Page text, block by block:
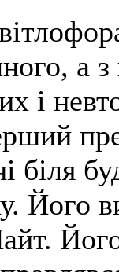
а
і
біля
Його
Його